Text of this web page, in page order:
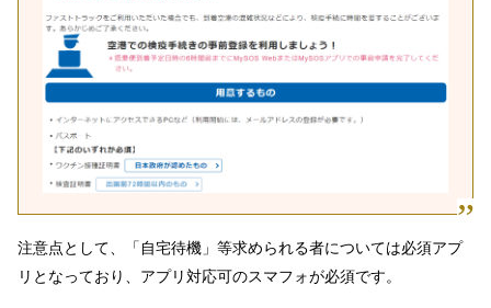
注意点として、「自宅待機」等求められる者については必須アプ
リとなっており、アプリ対応可のスマフォが必須です。